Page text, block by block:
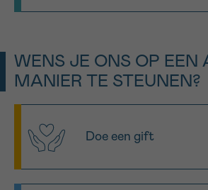
WENS JE ONS OP EEN
MANIER TE STEUNEN?
Doe een gift